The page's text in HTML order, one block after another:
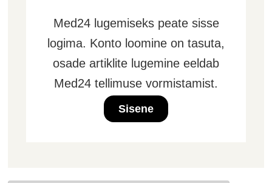
Med24 lugemiseks peate sisse
logima. Konto loomine on tasuta,
osade artiklite lugemine eeldab
Med24 tellimuse vormistamist.
Sisene